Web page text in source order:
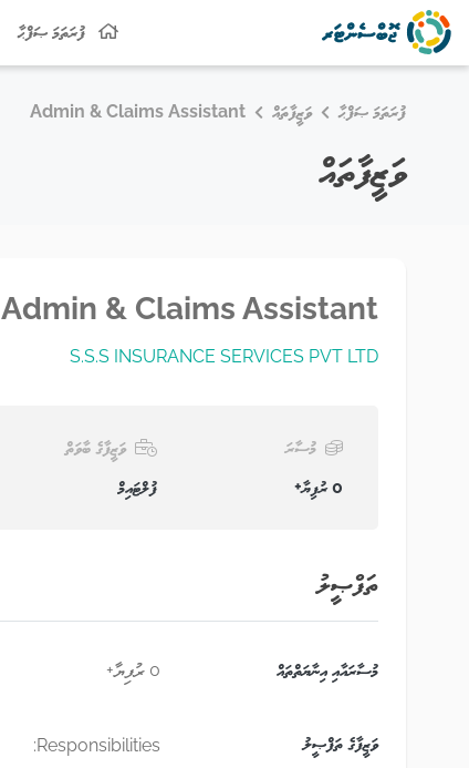
ފުރަތަމަ ޞަފްޙާ
ފުރަތަމަ ޞަފްޙާ ވަޒީފާތައް Admin & Claims Assistant
ވަޒީފާތައް
Admin & Claims Assistant
S.S.S INSURANCE SERVICES PVT LTD
މުސާރަ
0 ރުފިޔާ+
ވަޒީފާގެ ބާވަތް
ފުލްޓައިމް
ތަފްޞީލު
މުސާރައާއި އިނާޔަތްތައް 0 ރުފިޔާ+
ވަޒީފާގެ ތަފްޞީލު Responsibilities: